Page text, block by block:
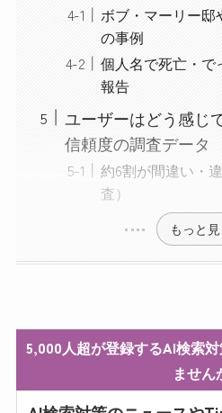
ボブ・マーリー
の事例
個人名で死亡・で
報告
ユーザーはどう感じ
信頼度の調査データ
約6割が間違い・
査）
もっと
5,000人超が登録するAI検索
ません